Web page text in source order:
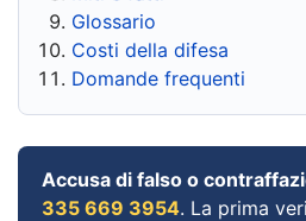
Glossario
Costi della difesa
Domande frequenti
Accusa di falso o
335 669 3954. La prima